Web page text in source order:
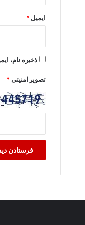
ایمیل *
ذخیره نام،
تصویر امنیتی*